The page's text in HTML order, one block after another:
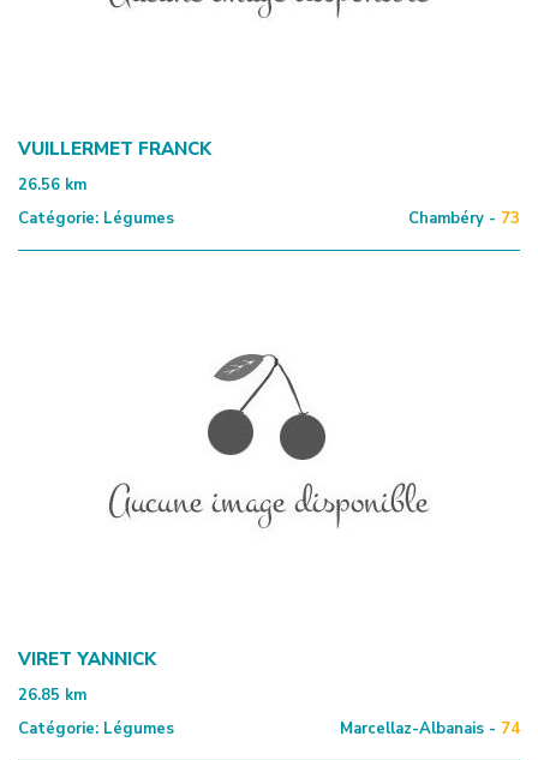
VUILLERMET FRANCK
26.56 km
Catégorie: Légumes Chambéry - 73
VIRET YANNICK
26.85 km
Catégorie: Légumes Marcellaz-Albanais - 74